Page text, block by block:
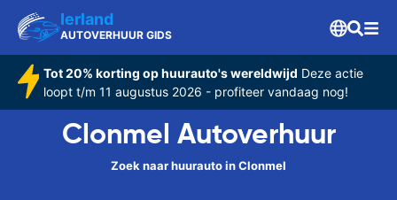
Ierland
AUTOVERHUUR GIDS
Tot 20% korting op huurauto's wereldwijd Deze actie
loopt t/m 11 augustus 2026 - profiteer vandaag nog!
Clonmel Autoverhuur
Zoek naar huurauto in Clonmel